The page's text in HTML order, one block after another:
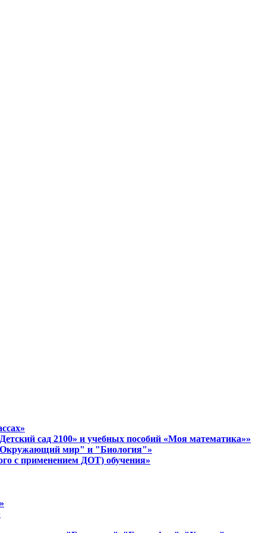
сад 2100» и учебных пособий «Моя математика»»
"Окружающий мир" и "Биология"»
с применением ДОТ) обучения»